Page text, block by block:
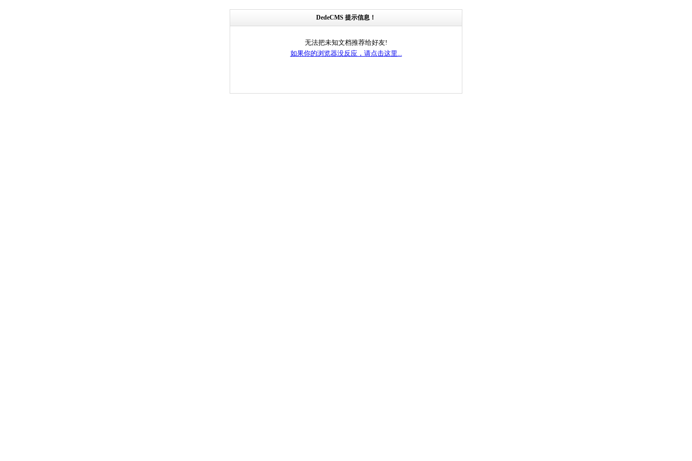
DedeCMS 提示信息！
无法把未知文档推荐给好友!
如果你的浏览器没反应，请点击这里...